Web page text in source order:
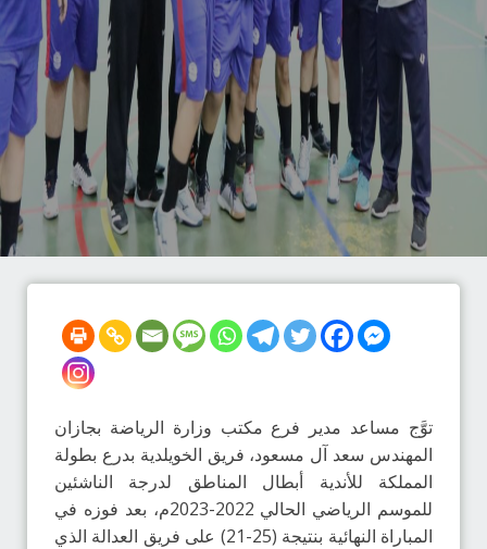
توَّج مساعد مدير فرع مكتب وزارة الرياضة بجازان
المهندس سعد آل مسعود، فريق الخويلدية بدرع بطولة
المملكة للأندية أبطال المناطق لدرجة الناشئين
للموسم الرياضي الحالي 2022-2023م، بعد فوزه في
المباراة النهائية بنتيجة (25-21) على فريق العدالة الذي